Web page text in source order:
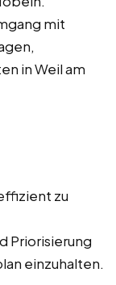
mit
in Weil am
zu
Priorisierung
einzuhalten.